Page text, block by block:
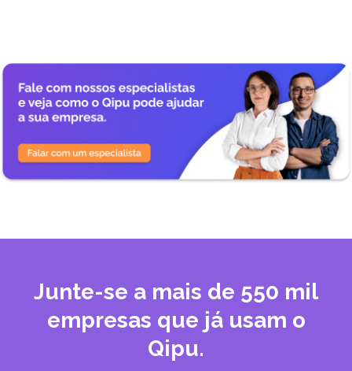
Junte-se a mais de 550 mil
empresas que já usam o
Qipu.